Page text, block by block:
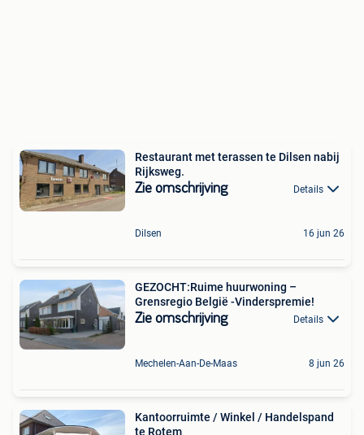
Restaurant met terassen te Dilsen nabij
Rijksweg.
Zie omschrijving Details
Dilsen 16 jun 26
GEZOCHT:Ruime huurwoning –
Grensregio België -Vinderspremie!
Zie omschrijving Details
Mechelen-Aan-De-Maas 8 jun 26
Kantoorruimte / Winkel / Handelspand
te Rotem